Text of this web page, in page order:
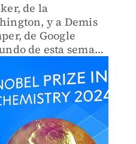
de la
y a Demis
de Google
de esta semana